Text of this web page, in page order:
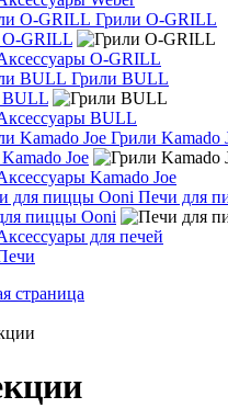
Грили O-GRILL
O-GRILL
O-GRILL
Грили BULL
BULL
BULL
Грили Kamado
Joe
Kamado Joe
Печи для
пиццы Ooni
для печей
страница